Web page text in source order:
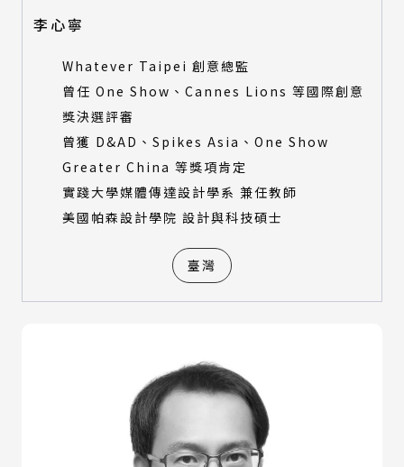
李心寧
Whatever Taipei 創意總監
曾任 One Show、Cannes Lions 等國際創意
獎決選評審
曾獲 D&AD、Spikes Asia、One Show
Greater China 等獎項肯定
實踐大學媒體傳達設計學系 兼任教師
美國帕森設計學院 設計與科技碩士
臺灣